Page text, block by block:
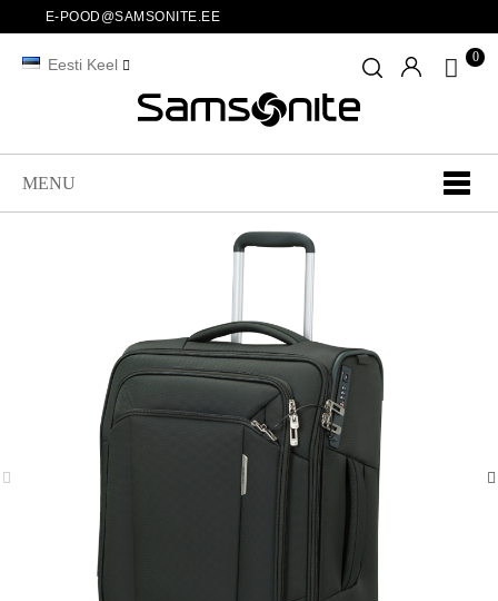
E-POOD@SAMSONITE.EE
Eesti Keel 0
MENU